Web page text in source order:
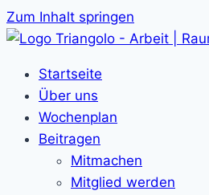
Zum Inhalt springen
Startseite
Über uns
Wochenplan
Beitragen
Mitmachen
Mitglied werden